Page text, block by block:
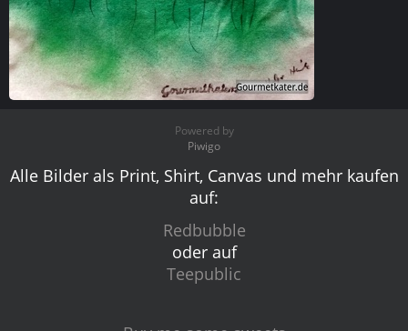
Powered by
Piwigo
Alle Bilder als Print, Shirt, Canvas und mehr kaufen
auf:
Redbubble
oder auf
Teepublic